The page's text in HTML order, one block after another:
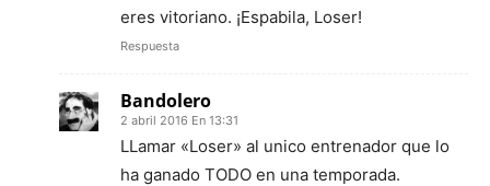
eres vitoriano. ¡Espabila, Loser!
Respuesta
Bandolero
2 abril 2016 En 13:31
LLamar «Loser» al unico entrenador que lo
ha ganado TODO en una temporada.